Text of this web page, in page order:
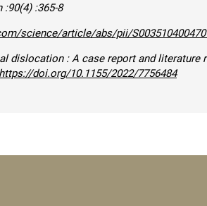
:90(4) :365-8
science/article/abs/pii/
dislocation : A case report and literature
https://doi.org/10.1155/2022/7756484